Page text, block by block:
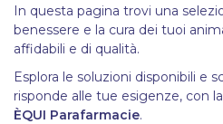
In questa pagina trovi una
benessere e la cura dei tuoi
affidabili e di qualità.
Esplora le soluzioni disponibili e
risponde alle tue esigenze, con
ÈQUI Parafarmacie.